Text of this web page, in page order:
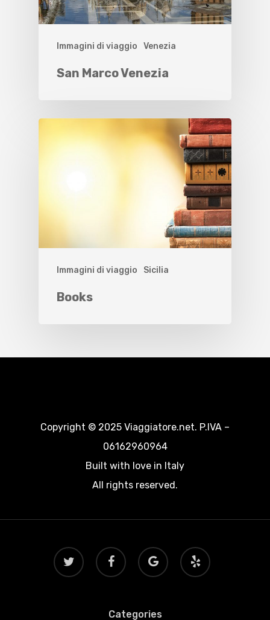
Immagini di viaggio Venezia
San Marco Venezia
Immagini di viaggio Sicilia
Books
Copyright © 2025 Viaggiatore.net. P.IVA –
06162960964
Built with love in Italy
All rights reserved.
twitter facebook
google-
plus
yelp
Categories